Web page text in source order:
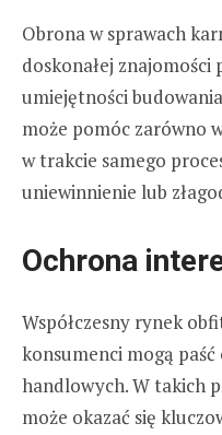
Obrona w sprawach
doskonałej
umiejętności
może pomóc zarówno
w trakcie samego
uniewinnienie lub
Ochrona
Współczesny rynek
konsumenci mogą
handlowych. W takich
może okazać się